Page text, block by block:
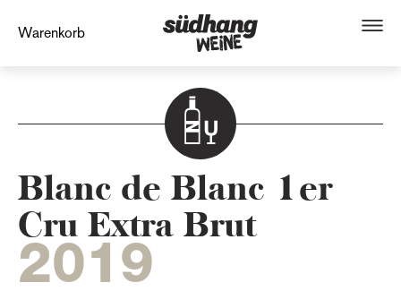
Warenkorb
Blanc de Blanc 1er
Cru Extra Brut
2019